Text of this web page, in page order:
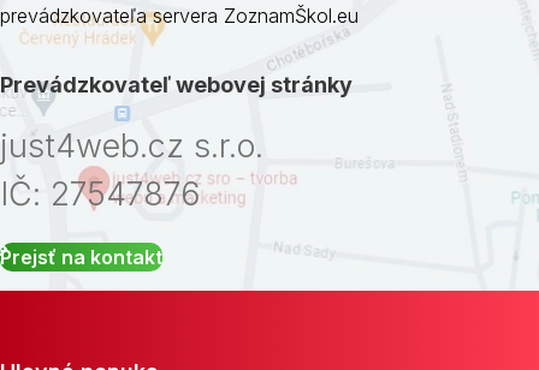
prevádzkovateľa servera ZoznamŠkol.eu
Prevádzkovateľ webovej stránky
just4web.cz s.r.o.
IČ: 27547876
Prejsť na kontakt